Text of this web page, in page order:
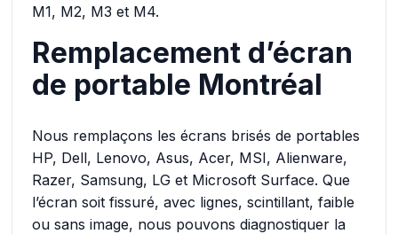
M1, M2, M3 et M4.
Remplacement d’écran
de portable Montréal
Nous remplaçons les écrans brisés de portables
HP, Dell, Lenovo, Asus, Acer, MSI, Alienware,
Razer, Samsung, LG et Microsoft Surface. Que
l’écran soit fissuré, avec lignes, scintillant, faible
ou sans image, nous pouvons diagnostiquer la